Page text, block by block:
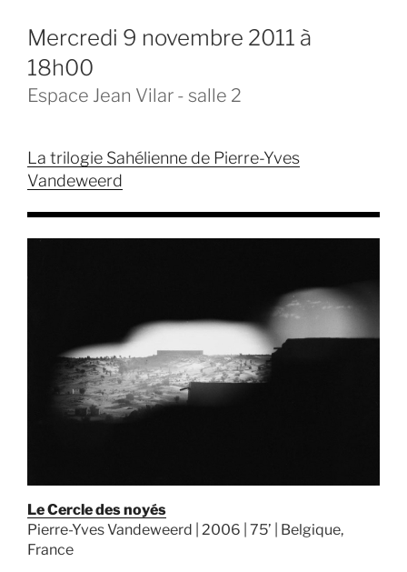
mercredi 9 novembre 2011 à
18h00
Espace Jean Vilar - salle 2
La trilogie Sahélienne de Pierre-Yves
Vandeweerd
Le Cercle des noyés
Pierre-Yves Vandeweerd | 2006 | 75’ | Belgique,
France